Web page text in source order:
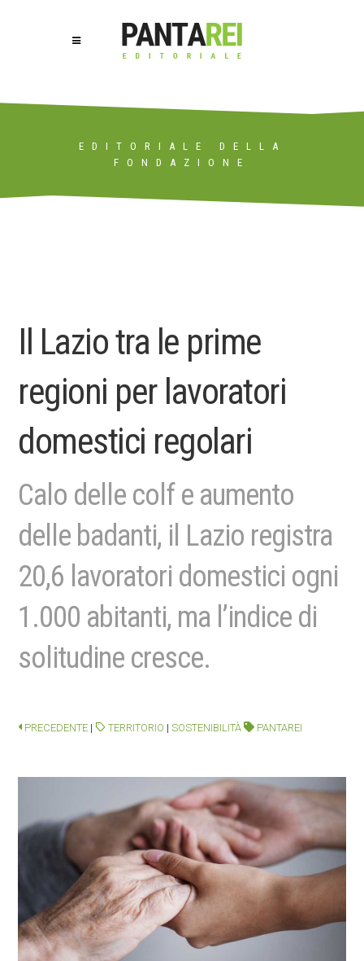
EDITORIALE DELLA
FONDAZIONE
Il Lazio tra le prime
regioni per lavoratori
domestici regolari
Calo delle colf e aumento
delle badanti, il Lazio registra
20,6 lavoratori domestici ogni
1.000 abitanti, ma l’indice di
solitudine cresce.
PRECEDENTE | TERRITORIO |SOSTENIBILITÀ PANTAREI